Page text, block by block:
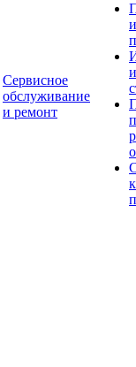
Сервисное
обслуживание
и ремонт